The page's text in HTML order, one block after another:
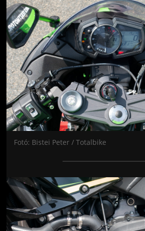
Jön még kép!
Fotó: Bistei Peter / Totalbike
Jön még kép!